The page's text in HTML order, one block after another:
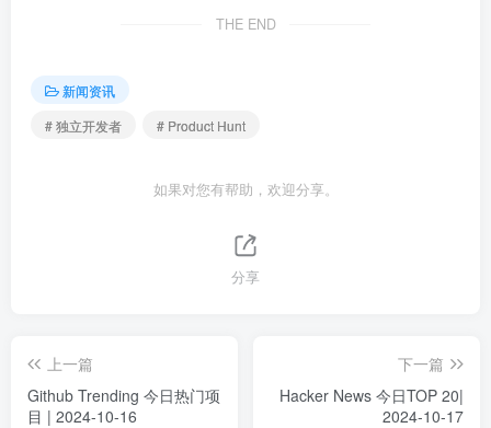
THE END
新闻资讯
# 独立开发者
# Product Hunt
如果对您有帮助，欢迎分享。
分享
上一篇
Github Trending 今日热门项
目 | 2024-10-16
下一篇
Hacker News 今日TOP 20|
2024-10-17